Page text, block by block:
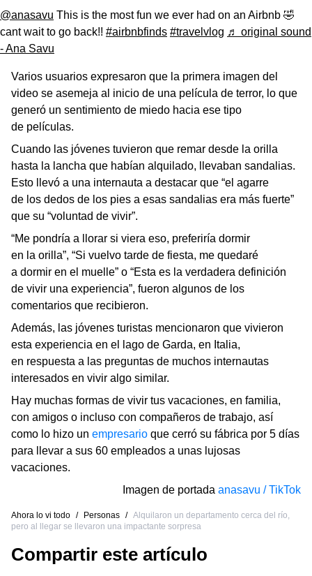
@anasavu This is the most fun we ever had on an Airbnb 🤣
cant wait to go back!! #airbnbfinds #travelvlog ♬ original sound
- Ana Savu
Varios usuarios expresaron que la primera imagen del
video se asemeja al inicio de una película de terror, lo que
generó un sentimiento de miedo hacia ese tipo
de películas.
Cuando las jóvenes tuvieron que remar desde la orilla
hasta la lancha que habían alquilado, llevaban sandalias.
Esto llevó a una internauta a destacar que “el agarre
de los dedos de los pies a esas sandalias era más fuerte”
que su “voluntad de vivir”.
“Me pondría a llorar si viera eso, preferiría dormir
en la orilla”, “Si vuelvo tarde de fiesta, me quedaré
a dormir en el muelle” o “Esta es la verdadera definición
de vivir una experiencia”, fueron algunos de los
comentarios que recibieron.
Además, las jóvenes turistas mencionaron que vivieron
esta experiencia en el lago de Garda, en Italia,
en respuesta a las preguntas de muchos internautas
interesados en vivir algo similar.
Hay muchas formas de vivir tus vacaciones, en familia,
con amigos o incluso con compañeros de trabajo, así
como lo hizo un empresario que cerró su fábrica por 5 días
para llevar a sus 60 empleados a unas lujosas
vacaciones.
Imagen de portada anasavu / TikTok
Ahora lo vi todo / Personas / Alquilaron un departamento cerca del río,
pero al llegar se llevaron una impactante sorpresa
Compartir este artículo